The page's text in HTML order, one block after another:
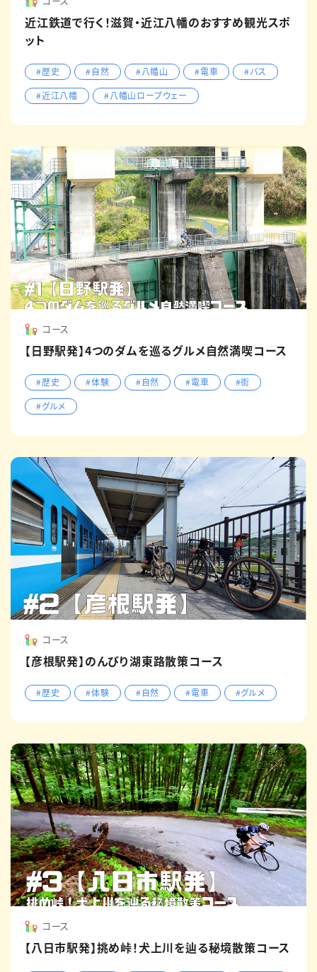
近江鉄道で行く！滋賀・近江八幡のおすすめ観光スポ
ット
#歴史 #自然 #八幡山 #電車
#バス
#近江八幡
#八幡山ロープウェー
コース
【日野駅発】4つのダムを巡るグルメ自然満喫コース
#歴史 #体験 #自然 #電車
#街
#グルメ
コース
【彦根駅発】のんびり湖東路散策コース
#歴史 #体験 #自然 #電車 #グルメ
コース
【八日市駅発】挑め峠！犬上川を辿る秘境散策コース